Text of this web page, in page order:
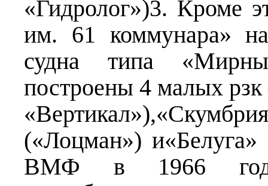
«Гидролог»)3. Кроме
им. 61 коммунара»
судна типа
построены 4 малых
(«Лоцман»)
ВМФ в 1966